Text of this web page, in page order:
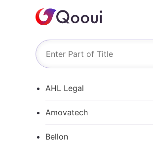
AHL Legal
Amovatech
Bellon